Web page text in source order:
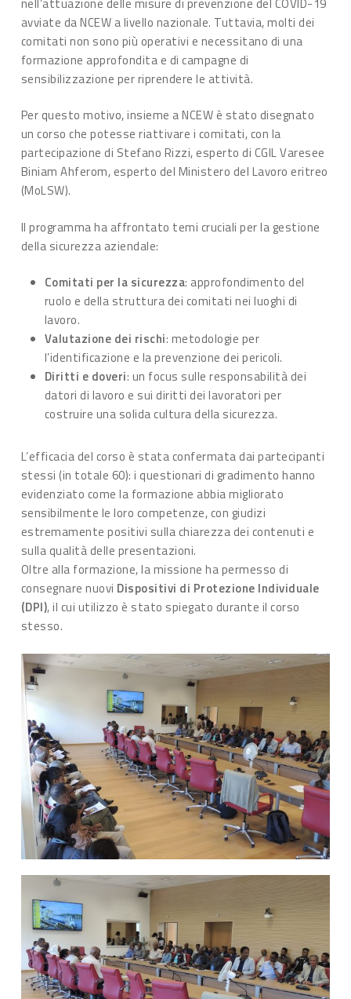
avviate da NCEW a livello nazionale. Tuttavia, molti dei
comitati non sono più operativi e necessitano di una
formazione approfondita e di campagne di
sensibilizzazione per riprendere le attività.
Per questo motivo, insieme a NCEW è stato disegnato
un corso che potesse riattivare i comitati, con la
partecipazione di Stefano Rizzi, esperto di CGIL Varesee
Biniam Ahferom, esperto del Ministero del Lavoro eritreo
(MoLSW).
Il programma ha affrontato temi cruciali per la gestione
della sicurezza aziendale:
Comitati per la sicurezza: approfondimento del
ruolo e della struttura dei comitati nei luoghi di
lavoro.
Valutazione dei rischi: metodologie per
l’identificazione e la prevenzione dei pericoli.
Diritti e doveri: un focus sulle responsabilità dei
datori di lavoro e sui diritti dei lavoratori per
costruire una solida cultura della sicurezza.
L’efficacia del corso è stata confermata dai partecipanti
stessi (in totale 60): i questionari di gradimento hanno
evidenziato come la formazione abbia migliorato
sensibilmente le loro competenze, con giudizi
estremamente positivi sulla chiarezza dei contenuti e
sulla qualità delle presentazioni.
Oltre alla formazione, la missione ha permesso di
consegnare nuovi Dispositivi di Protezione Individuale
(DPI), il cui utilizzo è stato spiegato durante il corso
stesso.